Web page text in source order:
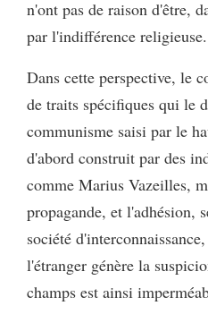
n'ont pas de raison d'être,
par l'indifférence religieuse.
Dans cette perspective, le
de traits spécifiques qui le
communisme saisi par le
d'abord construit par des
comme Marius Vazeilles,
propagande, et l'adhésion,
société
l'étranger génère la
champs est ainsi